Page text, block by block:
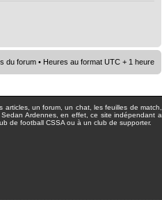
du forum • Heures au format UTC + 1 heure
un forum, un chat, les feuilles de match,
Ardennes, en effet, ce site indépendant a
de football CSSA ou à un club de supporter.